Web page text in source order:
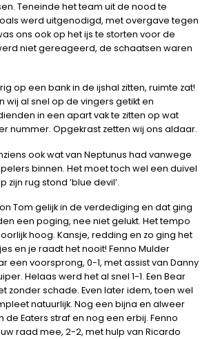
Teneinde het team uit de nood te
werd uitgenodigd, met overgave tegen
ons ook op het ijs te storten voor de
niet gereageerd, de schaatsen waren
op een bank in de ijshal zitten, ruimte zat!
wij al snel op de vingers getikt en
in een apart vak te zitten op wat
nummer. Opgekrast zetten wij ons aldaar.
ook wat van Neptunus had vanwege
binnen. Het moet toch wel een duivel
zijn rug stond ’blue devil’.
Tom gelijk in de verdediging en dat ging
een poging, nee niet gelukt. Het tempo
hoog. Kansje, redding en zo ging het
en je raadt het nooit! Fenno Mulder
een voorsprong, 0-1, met assist van Danny
Helaas werd het al snel 1-1. Een Bear
zonder schade. Even later idem, toen wel
natuurlijk. Nog een bijna en alweer
de Eaters straf en nog een erbij. Fenno
raad mee, 2-2, met hulp van Ricardo